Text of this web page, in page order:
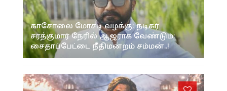
காசோலை மோசடி வழக்கு; நடிகர்
சரத்குமார் நேரில் ஆஜராக வேண்டும்;
சைதாப்பேட்டை நீதிமன்றம் சம்மன்..!